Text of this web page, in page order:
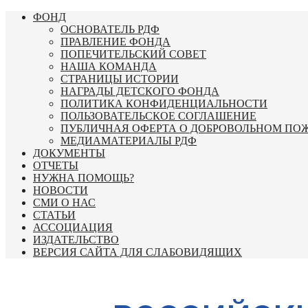
Перейти
содержимому
ФОНД
ОСНОВАТЕЛЬ РДФ
ПРАВЛЕНИЕ ФОНДА
ПОПЕЧИТЕЛЬСКИЙ СОВЕТ
НАША КОМАНДА
СТРАНИЦЫ ИСТОРИИ
НАГРАДЫ ДЕТСКОГО ФОНДА
ПОЛИТИКА КОНФИДЕНЦИАЛЬНОСТИ
ПОЛЬЗОВАТЕЛЬСКОЕ СОГЛАШЕНИЕ
ПУБЛИЧНАЯ ОФЕРТА О ДОБРОВОЛЬНОМ
МЕДИАМАТЕРИАЛЫ РДФ
ДОКУМЕНТЫ
ОТЧЕТЫ
НУЖНА ПОМОЩЬ?
НОВОСТИ
СМИ О НАС
СТАТЬИ
АССОЦИАЦИЯ
ИЗДАТЕЛЬСТВО
ВЕРСИЯ САЙТА ДЛЯ СЛАБОВИДЯЩИХ